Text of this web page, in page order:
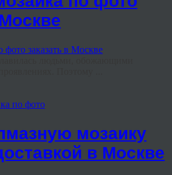
по фото
мозаику
в Москве